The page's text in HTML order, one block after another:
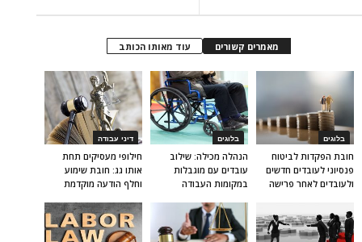
מאמרים קשורים עוד מאותו הכותב
דיני עבודה
חילופי מעסיקים תחת
אותו גג: חובת שימוע
וחלף הודעה מוקדמת
בלוגים
הנהלה מכילה: שילוב
עובדים עם מוגבלות
במקומות העבודה
בלוגים
חובת הפקדות לביטוח
פנסיוני לעובדים חדשים
ולעובדים לאחר פרישה